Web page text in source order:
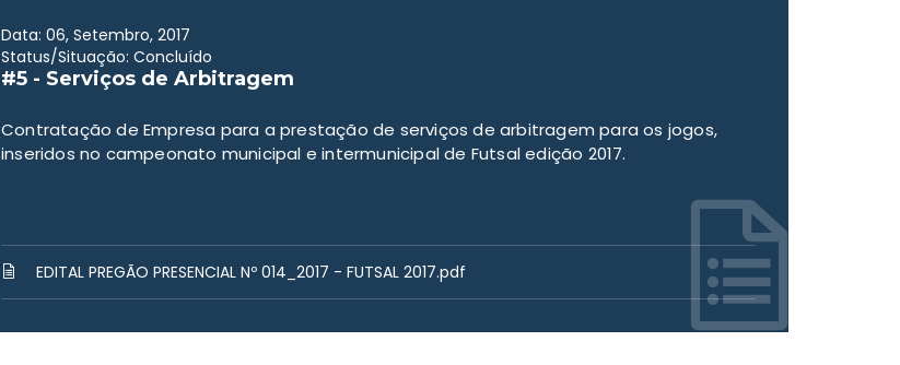
Data: 06, Setembro, 2017
Status/Situação: Concluído
#5 - Serviços de Arbitragem
Contratação de Empresa para a prestação de serviços de arbitragem para os jogos,
inseridos no campeonato municipal e intermunicipal de Futsal edição 2017.
EDITAL PREGÃO PRESENCIAL Nº 014_2017 - FUTSAL 2017.pdf